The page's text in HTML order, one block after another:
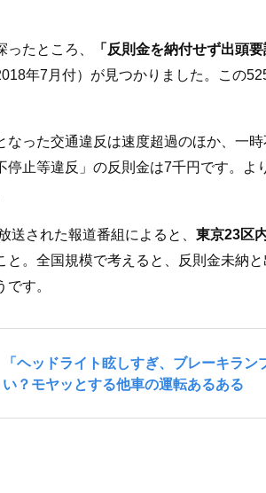
たところ、
「反則金を納付せず出頭
年7月付）が見つかりました。この
なった交通違反は速度超過のほか、一
停止等違反」の反則金は7千円です。よ
送された報道番組によると、 東京23区
と。全国規模で考えると、反則金未納
す。